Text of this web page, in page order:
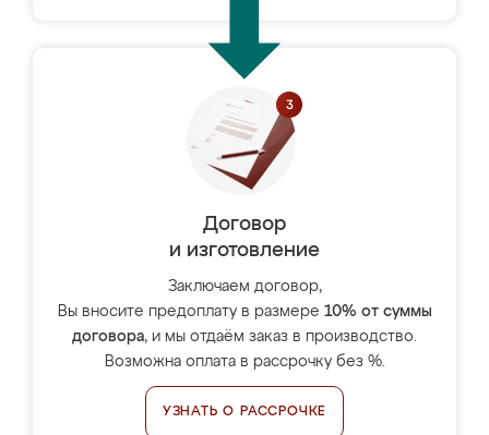
Договор
и изготовление
Заключаем договор,
Вы вносите предоплату в размере 10% от суммы
договора, и мы отдаём заказ в производство.
Возможна оплата в рассрочку без %.
УЗНАТЬ О РАССРОЧКЕ